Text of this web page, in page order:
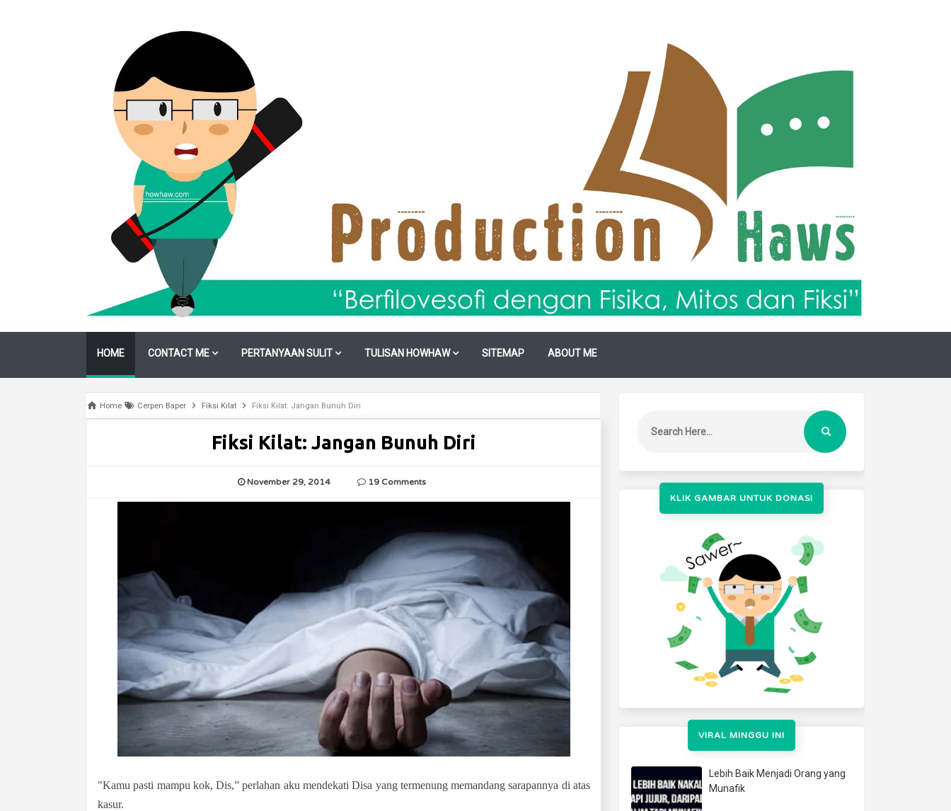
HOME CONTACT ME PERTANYAAN SULIT TULISAN HOWHAW SITEMAP ABOUT ME
Home Cerpen Baper Fiksi Kilat Fiksi Kilat: Jangan Bunuh Diri
Fiksi Kilat: Jangan Bunuh Diri
November 29, 2014 19 Comments
"Kamu pasti mampu kok, Dis,” perlahan aku mendekati Disa yang termenung memandang sarapannya di atas
kasur.
KLIK GAMBAR UNTUK DONASI
VIRAL MINGGU INI
Lebih Baik Menjadi Orang yang
Munafik